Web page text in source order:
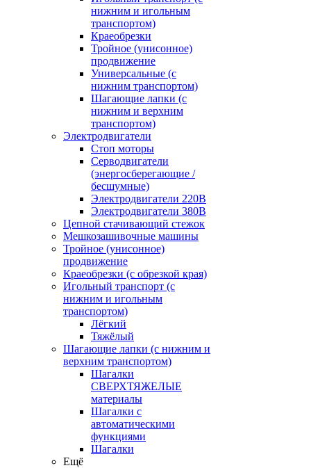
нижним и игольным
транспортом)
Краеобрезки
Тройное (унисонное)
продвижение
Универсальные (с
нижним транспортом)
Шагающие лапки (с
нижним и верхним
транспортом)
Электродвигатели
Стоп моторы
Серводвигатели
(энергосберегающие /
бесшумные)
Электродвигатели 220В
Электродвигатели 380В
Цепной стачивающий стежок
Мешкозашивочные машины
Тройное (унисонное)
продвижение
Краеобрезки (с обрезкой края)
Игольный транспорт (с
нижним и игольным
транспортом)
Лёгкий
Тяжёлый
Шагающие лапки (с нижним и
верхним транспортом)
Шагалки
СВЕРХТЯЖЕЛЫЕ
материалы
Шагалки с
автоматическими
функциями
Шагалки
Ещё